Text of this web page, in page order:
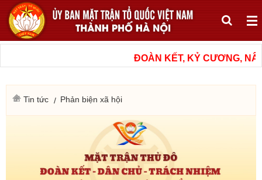
ĐOÀN KẾT, KỶ CƯƠNG,
Tin tức Phản biện xã hội